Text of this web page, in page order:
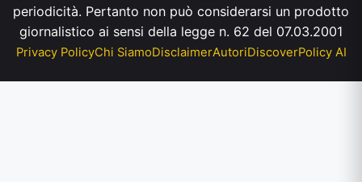
periodicità. Pertanto non può considerarsi un prodotto
giornalistico ai sensi della legge n. 62 del 07.03.2001
Privacy PolicyChi SiamoDisclaimerAutoriDiscoverPolicy AI